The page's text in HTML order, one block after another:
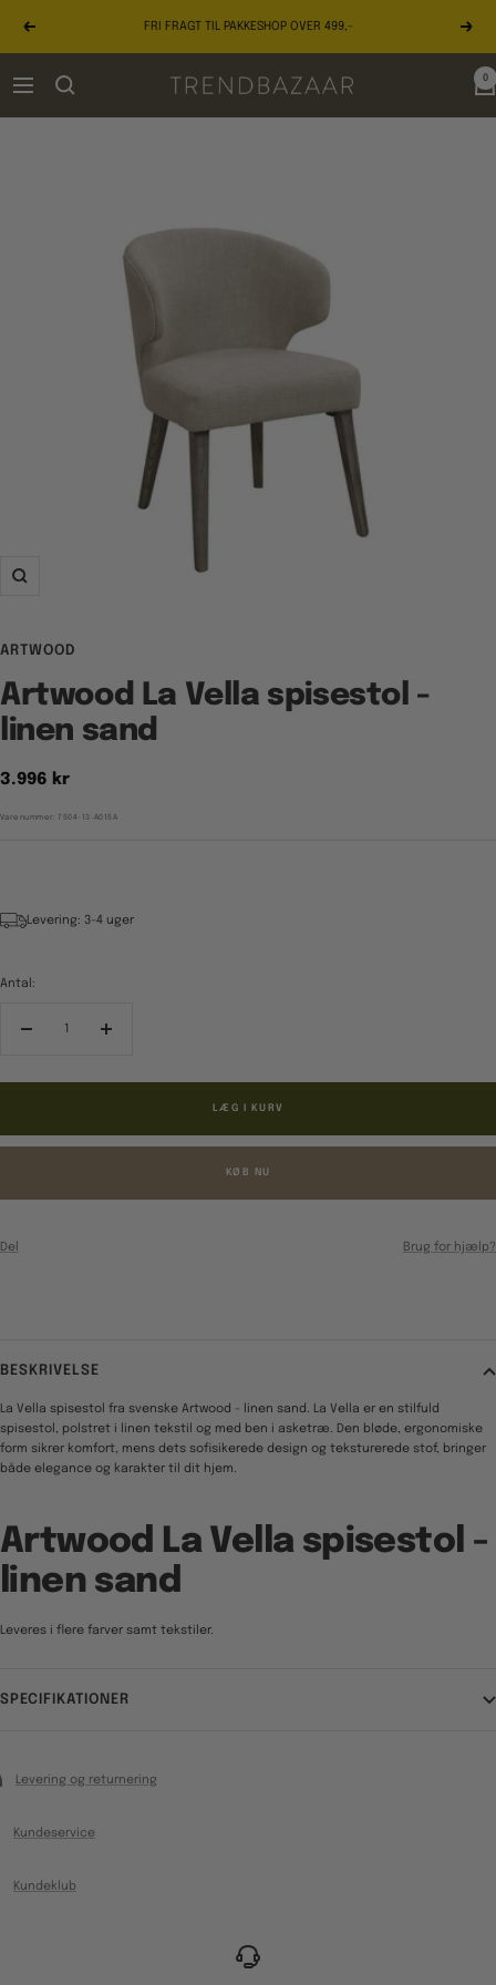
Forrige FRI FRAGT TIL PAKKESHOP OVER 499,-
Navigation TRENDBAZAAR
0
Zoom
ARTWOOD
Artwood La Vella spisestol -
linen sand
Tilbudspris
3.996 kr
Varenummer: 7504-13-A015A
Levering: 3-4 uger
Antal:
Forøg
LÆG I KURV
KØB NU
Del Brug for hjælp?
BESKRIVELSE
La Vella spisestol fra svenske Artwood - linen sand. La Vella er en stilfuld
spisestol, polstret i linen tekstil og med ben i asketræ. Den bløde, ergonomiske
form sikrer komfort, mens dets sofisikerede design og teksturerede stof, bringer
både elegance og karakter til dit hjem.
Artwood La Vella spisestol -
linen sand
Leveres i flere farver samt tekstiler.
SPECIFIKATIONER
Levering og returnering
Kundeservice
Kundeklub